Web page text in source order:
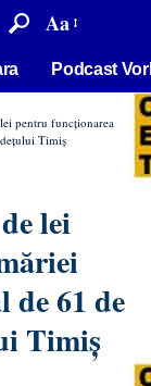
Aa
Podcast
pentru funcționarea
Timiș
lei
61 de
Timiș